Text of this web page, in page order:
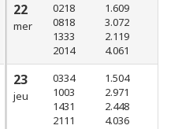
22
mer
0218
0818
1333
2014
1.609
3.072
2.119
4.061
23
jeu
0334
1003
1431
2111
1.504
2.971
2.448
4.036